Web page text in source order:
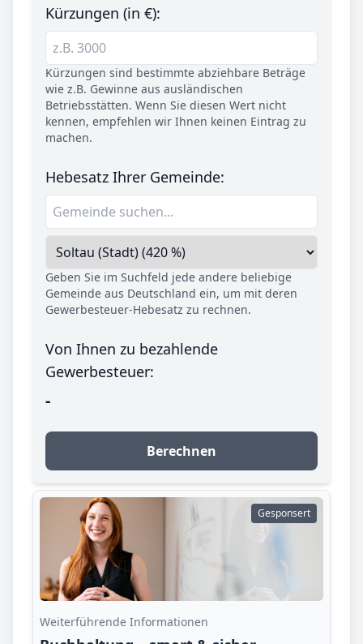
Kürzungen (in €):
Kürzungen sind bestimmte abziehbare Beträge
wie z.B. Gewinne aus ausländischen
Betriebsstätten. Wenn Sie diesen Wert nicht
kennen, empfehlen wir Ihnen keinen Eintrag zu
machen.
Hebesatz Ihrer Gemeinde:
Geben Sie im Suchfeld jede andere beliebige
Gemeinde aus Deutschland ein, um mit deren
Gewerbesteuer-Hebesatz zu rechnen.
Von Ihnen zu bezahlende
Gewerbesteuer:
-
Berechnen
Gesponsert
Weiterführende Informationen